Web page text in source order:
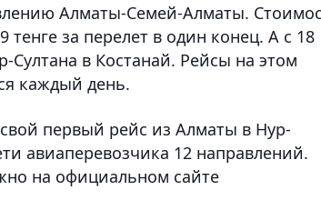
Алматы-Семей-Алматы.
за перелет в один конец. А с 18
Султана в Костанай. Рейсы на этом
каждый день.
первый рейс из Алматы в Нур-
авиаперевозчика 12 направлений.
на официальном сайте